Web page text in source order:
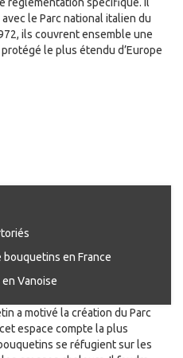
réglementation spécifique. Il
le Parc national italien du
ils couvrent ensemble une
le plus étendu d’Europe
en France
Vanoise
a motivé la création du Parc
espace compte la plus
se réfugient sur les